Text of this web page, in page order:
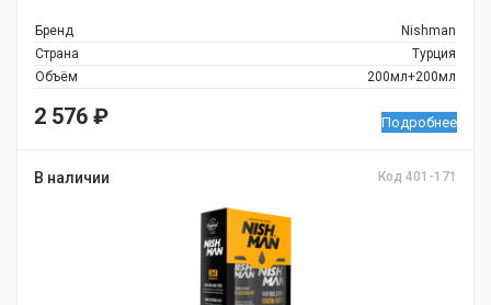
Бренд
Nishman
Страна
Турция
Объём
200мл+200мл
2 576 ₽ Подробнее
В наличии Код 401-171